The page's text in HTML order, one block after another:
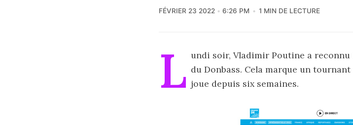
FÉVRIER 23 2022 6:26 PM 1 MIN DE LECTURE
L undi soir, Vladimir Poutine a
du Donbass. Cela marque un
joue depuis six semaines.